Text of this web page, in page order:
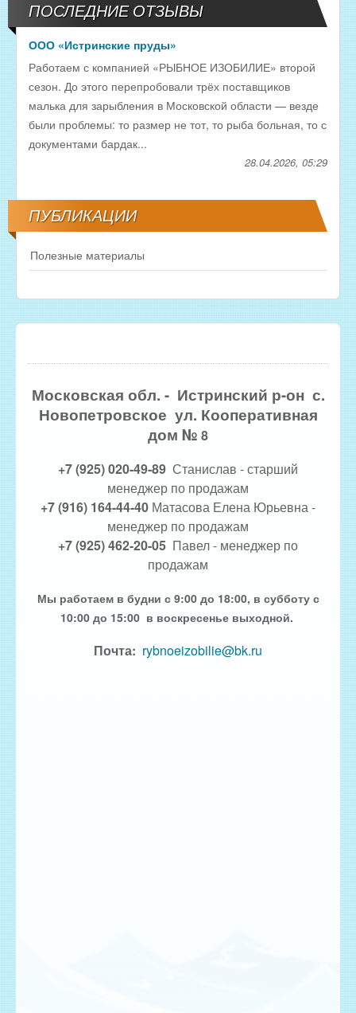
ПОСЛЕДНИЕ ОТЗЫВЫ
ООО «Истринские пруды»
Работаем с компанией «РЫБНОЕ ИЗОБИЛИЕ» второй
сезон. До этого перепробовали трёх поставщиков
малька для зарыбления в Московской области — везде
были проблемы: то размер не тот, то рыба больная, то с
документами бардак...
28.04.2026, 05:29
ПУБЛИКАЦИИ
Полезные материалы
Московская обл. - Истринский р-он с.
Новопетровское ул. Кооперативная
дом № 8
+7 (925) 020-49-89 Станислав - старший
менеджер по продажам
+7 (916) 164-44-40 Матасова Елена Юрьевна -
менеджер по продажам
+7 (925) 462-20-05 Павел - менеджер по
продажам
Мы работаем в будни с 9:00 до 18:00, в субботу с
10:00 до 15:00 в воскресенье выходной.
Почта: rybnoeizobilie@bk.ru